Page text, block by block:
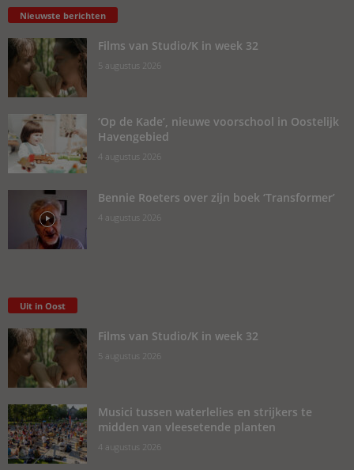
Nieuwste berichten
Films van Studio/K in week 32
5 augustus 2026
‘Op de Kade’, nieuwe voorschool in Oostelijk
Havengebied
4 augustus 2026
Bennie Roeters over zijn boek ‘Transformer’
4 augustus 2026
Uit in Oost
Films van Studio/K in week 32
5 augustus 2026
Musici tussen waterlelies en strijkers te
midden van vleesetende planten
4 augustus 2026